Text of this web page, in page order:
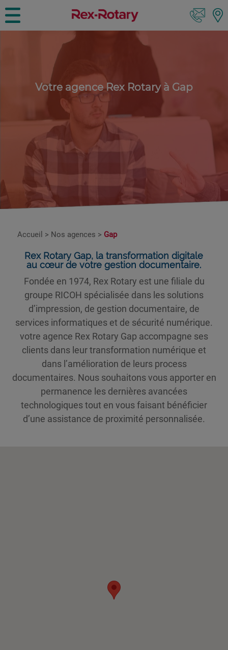
Votre agence Rex Rotary à Gap
Accueil > Nos agences > Gap
Rex Rotary Gap, la transformation digitale
au cœur de votre gestion documentaire.
Fondée en 1974, Rex Rotary est une filiale du
groupe RICOH spécialisée dans les solutions
d’impression, de gestion documentaire, de
services informatiques et de sécurité numérique.
votre agence Rex Rotary Gap accompagne ses
clients dans leur transformation numérique et
dans l’amélioration de leurs process
documentaires. Nous souhaitons vous apporter en
permanence les dernières avancées
technologiques tout en vous faisant bénéficier
d’une assistance de proximité personnalisée.